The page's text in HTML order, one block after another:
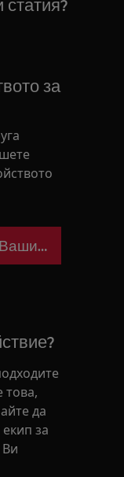
за
Свалете упътване за Вашия уред
това,
да
за